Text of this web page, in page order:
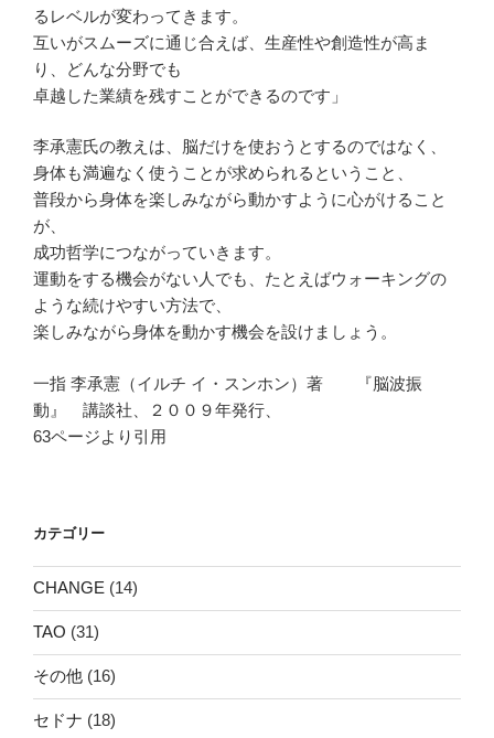
るレベルが変わってきます。
互いがスムーズに通じ合えば、生産性や創造性が高ま
り、どんな分野でも
卓越した業績を残すことができるのです」
李承憲氏の教えは、脳だけを使おうとするのではなく、
身体も満遍なく使うことが求められるということ、
普段から身体を楽しみながら動かすように心がけること
が、
成功哲学につながっていきます。
運動をする機会がない人でも、たとえばウォーキングの
ような続けやすい方法で、
楽しみながら身体を動かす機会を設けましょう。
一指 李承憲（イルチ イ・スンホン）著 『脳波振
動』 講談社、２００９年発行、
63ページより引用
カテゴリー
CHANGE (14)
TAO (31)
その他 (16)
セドナ (18)